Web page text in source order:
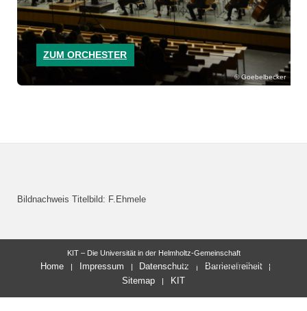
Goebelbecker
ZUM ORCHESTER
Bildnachweis Titelbild: F.Ehmele
letzte Änderung: 20.07.2026
KIT – Die Universität in der Helmholtz-Gemeinschaft
Home Impressum Datenschutz
Barrierefreiheit
Sitemap
KIT